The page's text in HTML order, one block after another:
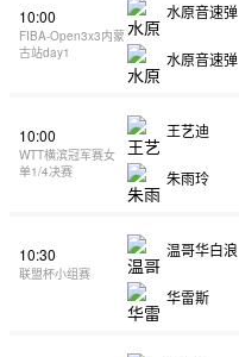
10:00
FIBA-Open3x3内蒙
古站day1
水原音速弹
水原音速弹
10:00
WTT横滨冠军赛女
单1/4决赛
王艺迪
朱雨玲
10:30
联盟杯小组赛
温哥华白浪
华雷斯